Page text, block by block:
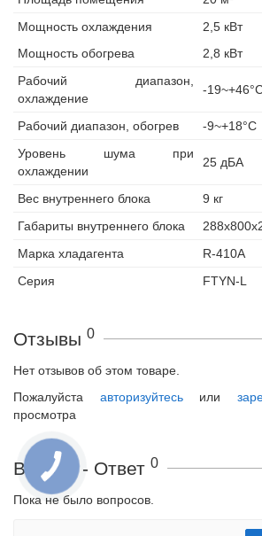
Мощность охлаждения
2,5 кВт
Мощность обогрева
2,8 кВт
Рабочий диапазон,
охлаждение
-
Рабочий диапазон, обогрев
-9~+18°С
Уровень шума при
охлаждении
25 дБА
Вес внутреннего блока
9 кг
Габариты внутреннего блока
Марка хладагента
R-410A
Серия
FTYN-L
Отзывы 0
Нет отзывов об этом товаре.
Пожалуйста авторизуйтесьили
просмотра
Вопрос - Ответ 0
Пока не было вопросов.